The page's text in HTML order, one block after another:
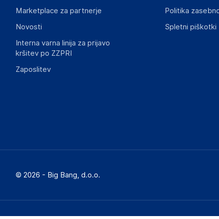
Marketplace za partnerje
Novosti
Interna varna linija za prijavo
kršitev po ZZPRI
Zaposlitev
Politika
Spletni piškotki
© 2026 - Big Bang, d.o.o.